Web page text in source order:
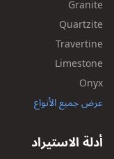
Granite
Quartzite
Travertine
Limestone
Onyx
عرض جميع الأنواع
أدلة الاستيراد